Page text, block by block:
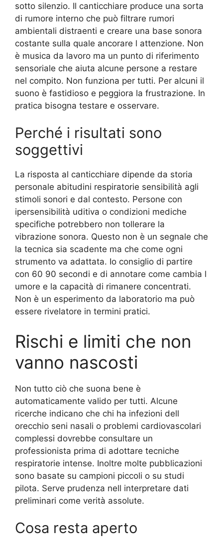
sotto silenzio. Il canticchiare produce una sorta
di rumore interno che può filtrare rumori
ambientali distraenti e creare una base sonora
costante sulla quale ancorare l attenzione. Non
è musica da lavoro ma un punto di riferimento
sensoriale che aiuta alcune persone a restare
nel compito. Non funziona per tutti. Per alcuni il
suono è fastidioso e peggiora la frustrazione. In
pratica bisogna testare e osservare.
Perché i risultati sono
soggettivi
La risposta al canticchiare dipende da storia
personale abitudini respiratorie sensibilità agli
stimoli sonori e dal contesto. Persone con
ipersensibilità uditiva o condizioni mediche
specifiche potrebbero non tollerare la
vibrazione sonora. Questo non è un segnale che
la tecnica sia scadente ma che come ogni
strumento va adattata. Io consiglio di partire
con 60 90 secondi e di annotare come cambia l
umore e la capacità di rimanere concentrati.
Non è un esperimento da laboratorio ma può
essere rivelatore in termini pratici.
Rischi e limiti che non
vanno nascosti
Non tutto ciò che suona bene è
automaticamente valido per tutti. Alcune
ricerche indicano che chi ha infezioni dell
orecchio seni nasali o problemi cardiovascolari
complessi dovrebbe consultare un
professionista prima di adottare tecniche
respiratorie intense. Inoltre molte pubblicazioni
sono basate su campioni piccoli o su studi
pilota. Serve prudenza nell interpretare dati
preliminari come verità assolute.
Cosa resta aperto